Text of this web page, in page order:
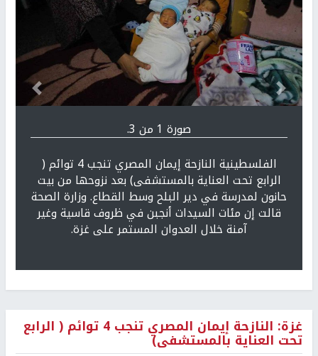
صورة 1 من 3.
الفلسطينية النازحة إيمان المصري تنجب 4 توائم (
الرابع تحت العناية بالمستشفى) بعد نزوحها من بيت
حانون لمدرسة في دير البلح وسط القطاع. وزارة الصحة
قالت إن مئات السيدات أنجبن في ظروف قاسية وغير
آمنة خلال العدوان المستمر على غزة.
Previous التالي
غزة: النازحة إيمان المصري تنجب 4 توائم ( الرابع
تحت العناية بالمستشفى)